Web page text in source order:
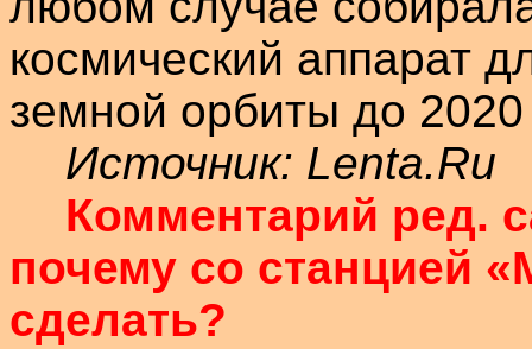
космический аппарат
земной орбиты до 2020
Источник: Lenta.Ru
Комментарий ред.
почему со станцией
сделать?